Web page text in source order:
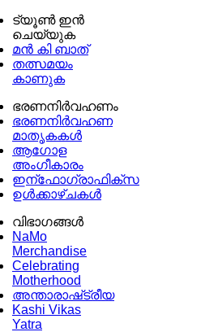
ട്യൂൺ ഇൻ
ചെയ്യുക
മൻ കി ബാത്
തത്സമയം
കാണുക
ഭരണനിര്‍വഹണം
ഭരണനിര്‍വഹണ
മാതൃകകൾ
ആഗോള
അംഗീകാരം
ഇന്ഫോഗ്രാഫിക്സ
ഉള്‍ക്കാഴ്‌ചകൾ
വിഭാഗങ്ങൾ
NaMo
Merchandise
Celebrating
Motherhood
അന്താരാഷ്‌ട്രീയ
Kashi Vikas
Yatra